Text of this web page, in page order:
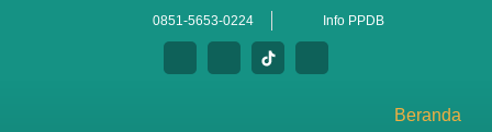
0851-5653-0224 Info PPDB
Beranda